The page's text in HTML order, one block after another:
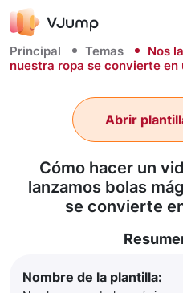
Principal Temas
Nos
nuestra ropa se convierte en
Cómo hacer un
lanzamos bolas
se convierte
Abrir
Nombre de la plantilla: